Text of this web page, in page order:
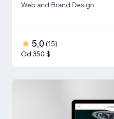
Web and Brand Design
5,0 (15)
Od 350 $